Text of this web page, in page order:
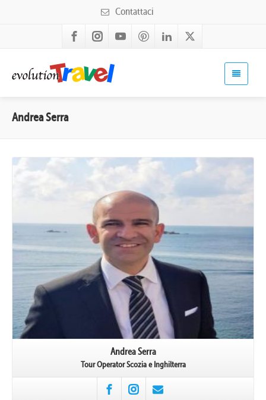
Contattaci
Andrea Serra
Andrea Serra
Tour Operator Scozia e Inghilterra